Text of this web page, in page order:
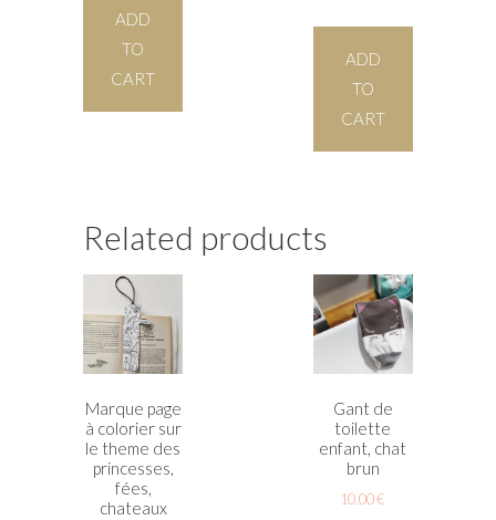
ADD
TO
CART
ADD
TO
CART
Related products
Marque page
à colorier sur
le theme des
princesses,
fées,
chateaux
Gant de
toilette
enfant, chat
brun
10.00€